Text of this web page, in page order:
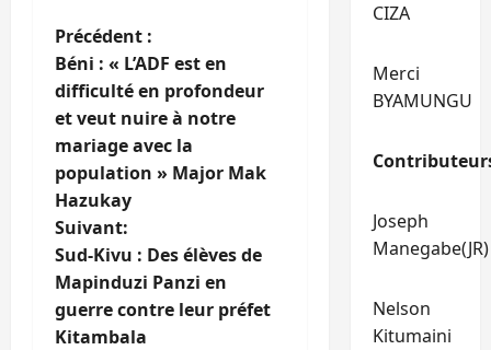
N
a
v
i
g
a
t
Précédent :
Béni : « L’ADF est en
difficulté en profondeur
et veut nuire à notre
mariage avec la
population » Major Mak
Hazukay
Suivant:
Sud-Kivu : Des élèves de
Mapinduzi Panzi en
guerre contre leur préfet
Kitambala
CIZA
Merci
BYAMUNGU
Joseph
Manegabe(JR)
Nelson
Kitumaini